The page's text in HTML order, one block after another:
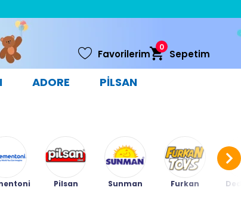
Sepetim
0
ADORE
PİLSAN
Favorilerim
Pilsan Sunman Furkan